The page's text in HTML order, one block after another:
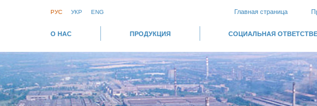
РУС УКР ENG Главная страница
О НАС ПРОДУКЦИЯ СОЦИАЛЬНАЯ